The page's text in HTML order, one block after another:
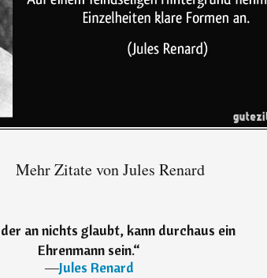
Mehr Zitate von Jules Renard
an nichts glaubt, kann durchaus ein
Ehrenmann sein.“
―Jules Renard